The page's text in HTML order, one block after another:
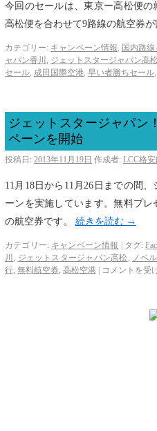
今回のセールは、東京ー高松便
高松便を合わせて9路線の航空券
カテゴリー: キャンペーン情報, 国内路
ャパン香川 , ジェットスタージャパン高松
セール, 成田国際空港, 早い者勝ちセール,
ジェットスタージャパン
ペーンを開始
投稿日: 2013年11月19日 作成者: LCC格
11月18日から11月26日までの間
ーンを実施しています。無料プ
の航空券です。 続きを読む →
カテゴリー: キャンペーン情報 タグ:
川 , ジェットスタージャパン高松 , ノベ
行, 無料航空券, 高松空港 コメントを受